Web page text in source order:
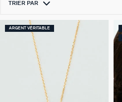
TRIER PAR
ARGENT VÉRITABLE